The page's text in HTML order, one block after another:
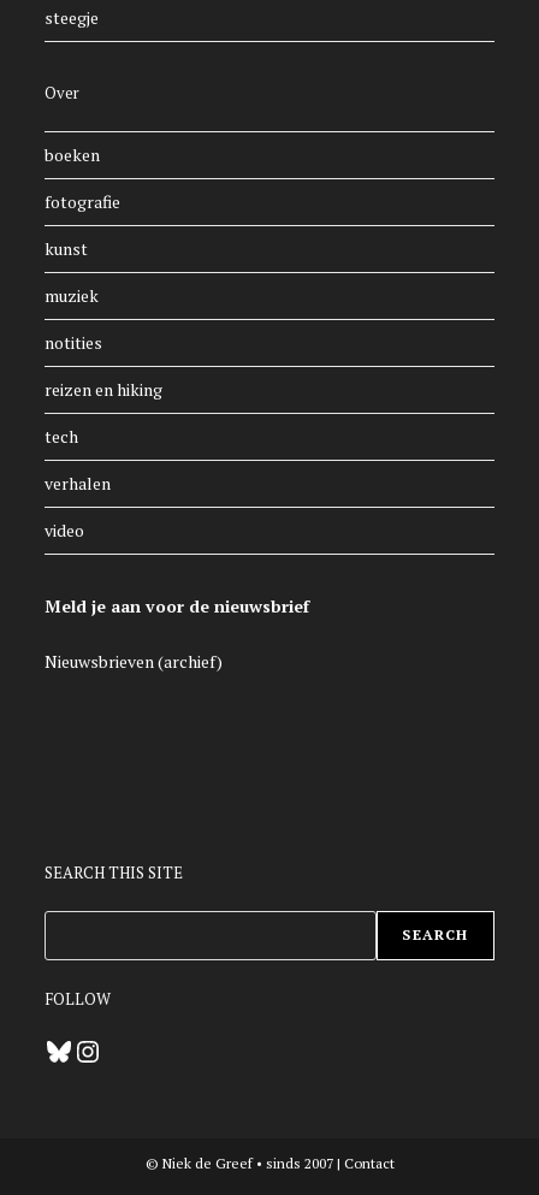
steegje
Over
boeken
fotografie
kunst
muziek
notities
reizen en hiking
tech
verhalen
video
Meld je aan voor de nieuwsbrief
Nieuwsbrieven (archief)
SEARCH THIS SITE
SEARCH
FOLLOW
BlueskyInstagram
© Niek de Greef • sinds 2007 | Contact